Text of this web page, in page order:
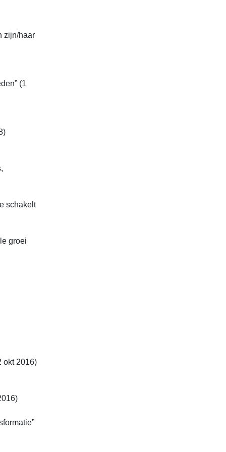
zijn/haar
(1
schakelt
groei
okt 2016)